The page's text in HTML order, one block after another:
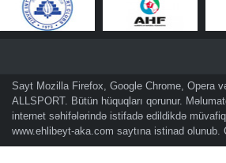
Sayt Mozilla Firefox, Google Chrome, Opera
ALLSPORT. Bütün hüquqları qorunur.
internet səhifələrində istifadə edildikdə
www.ehlibeyt-aka.com saytına istinad olunub.